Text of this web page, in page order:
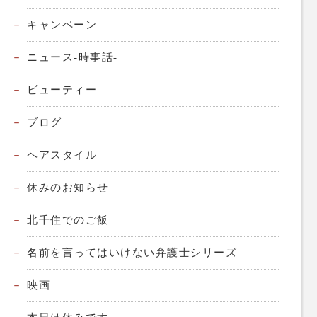
キャンペーン
ニュース-時事話-
ビューティー
ブログ
ヘアスタイル
休みのお知らせ
北千住でのご飯
名前を言ってはいけない弁護士シリーズ
映画